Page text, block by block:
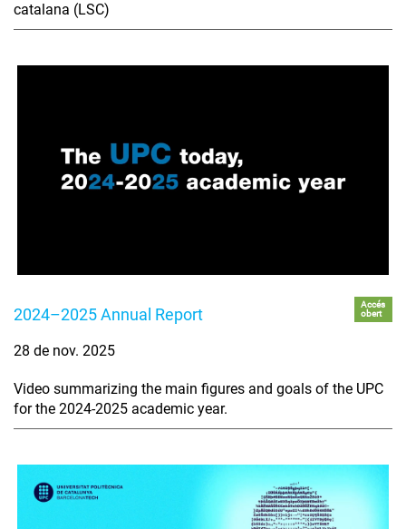
catalana (LSC)
2024–2025 Annual Report
Accés
obert
28 de nov. 2025
Video summarizing the main figures and goals of the UPC
for the 2024-2025 academic year.